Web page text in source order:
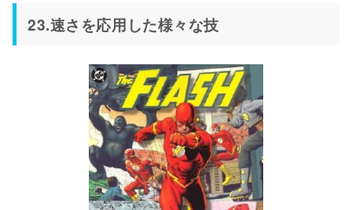
23.速さを応用した様々な技